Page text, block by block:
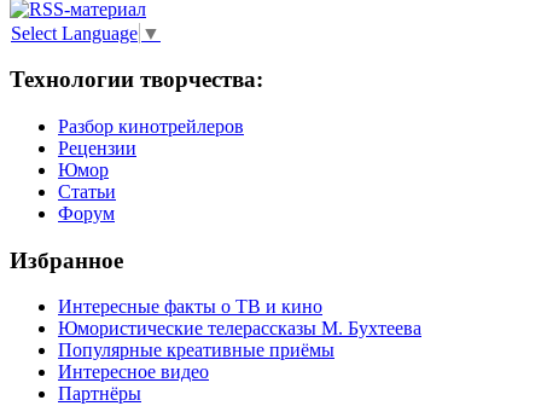
Select Language ▼
Технологии творчества:
Разбор кинотрейлеров
Рецензии
Юмор
Статьи
Форум
Избранное
Интересные факты о ТВ и кино
Юмористические телерассказы М. Бухтеева
Популярные креативные приёмы
Интересное видео
Партнёры